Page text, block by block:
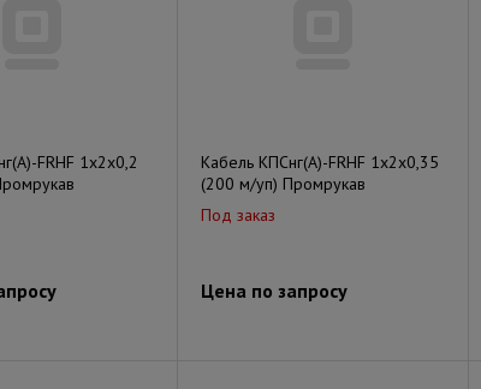
FRHF 1х2х0,2
Кабель КПСнг(А)-FRHF 1х2х0,35
(200 м/уп) Промрукав
Под заказ
Цена по запросу